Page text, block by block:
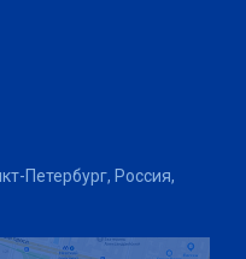
Петербург, Россия,